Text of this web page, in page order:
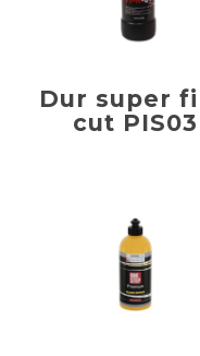
Dur super
cut PIS03